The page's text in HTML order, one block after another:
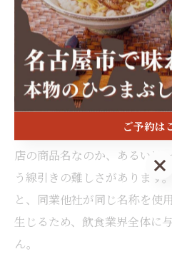
料理として知られていますが
録の可否が大きな話題となり
軒が「ひつまぶし」を商標登
にこの名称を使えないのでは
ました。
この問題の背景には、ひつま
店の商品名なのか、あるいは
う線引きの難しさがあります
と、同業他社が同じ名称を使
生じるため、飲食業界全体に
ん。
ご予約は
ご予約は